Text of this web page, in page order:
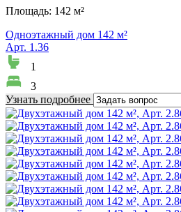
Площадь: 142 м²
Одноэтажный дом 142 м²
Арт. 1.36
1
3
Узнать подробнее